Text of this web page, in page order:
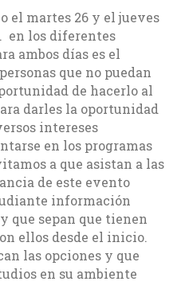
el martes 26 y el jueves
en los diferentes
ambos días es el
que no puedan
de hacerlo al
darles la oportunidad
intereses
en los programas
a que asistan a las
de este evento
información
que sepan que tienen
ellos desde el inicio.
las opciones y que
en su ambiente